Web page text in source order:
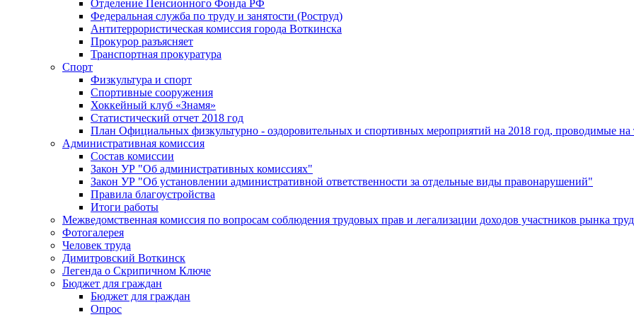
Отделение Пенсионного Фонда РФ
Федеральная служба по труду и занятости (Роструд)
Антитеррористическая комиссия города Воткинска
Прокурор разъясняет
Транспортная прокуратура
Спорт
Физкультура и спорт
Спортивные сооружения
Хоккейный клуб «Знамя»
Статистический отчет 2018 год
План Официальных физкультурно - оздоровительных и спортивных мероприятий на 2018 год, проводимые
Административная комиссия
Состав комиссии
Закон УР "Об административных комиссиях"
Закон УР "Об установлении административной ответственности за отдельные виды правонарушений"
Правила благоустройства
Итоги работы
Межведомственная комиссия по вопросам соблюдения трудовых прав и легализации доходов участников рынка
Фотогалерея
Человек труда
Димитровский Воткинск
Легенда о Скрипичном Ключе
Бюджет для граждан
Бюджет для граждан
Опрос